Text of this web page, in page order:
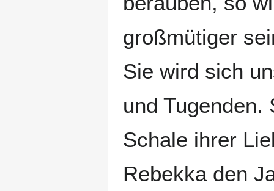
großmütiger
Sie wird sich
und Tugenden.
Schale ihrer
Rebekka den